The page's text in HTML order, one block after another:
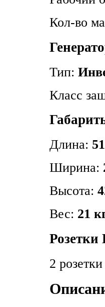
Кол-во
Тип:
Класс
Длина:
Ширина:
Высота:
Вес: 21
Розетки
2